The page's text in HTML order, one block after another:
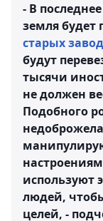
- В
земля будет
старых
будут
тысячи
не должен
Подобного
используют
людей,
целей, -